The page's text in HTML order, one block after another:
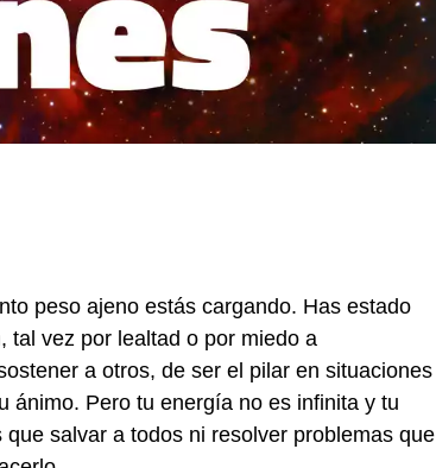
peso ajeno estás cargando. Has estado
tal vez por lealtad o por miedo a
a otros, de ser el pilar en situaciones
ánimo. Pero tu energía no es infinita y tu
salvar a todos ni resolver problemas que